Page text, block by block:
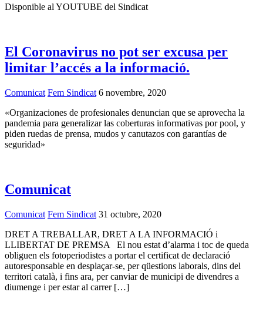
Disponible al YOUTUBE del Sindicat
El Coronavirus no pot ser excusa per
limitar l’accés a la informació.
Comunicat Fem Sindicat 6 novembre, 2020
«Organizaciones de profesionales denuncian que se aprovecha la
pandemia para generalizar las coberturas informativas por pool, y
piden ruedas de prensa, mudos y canutazos con garantías de
seguridad»
Comunicat
Comunicat Fem Sindicat 31 octubre, 2020
DRET A TREBALLAR, DRET A LA INFORMACIÓ i
LLIBERTAT DE PREMSA El nou estat d’alarma i toc de queda
obliguen els fotoperiodistes a portar el certificat de declaració
autoresponsable en desplaçar-se, per qüestions laborals, dins del
territori català, i fins ara, per canviar de municipi de divendres a
diumenge i per estar al carrer […]